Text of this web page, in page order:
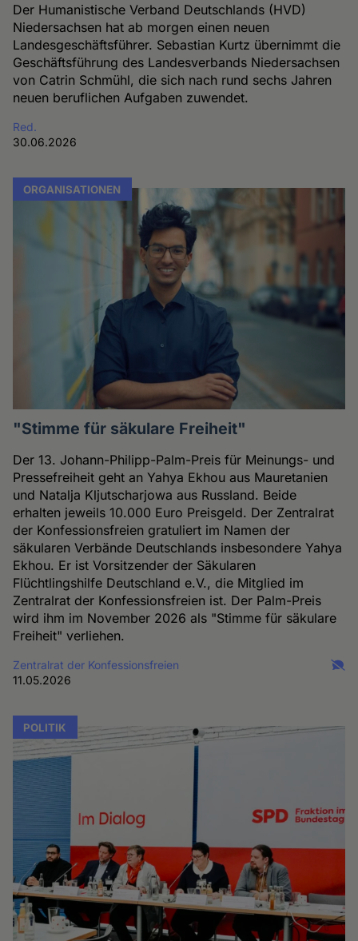
Der Humanistische Verband Deutschlands (HVD)
Niedersachsen hat ab morgen einen neuen
Landesgeschäftsführer. Sebastian Kurtz übernimmt die
Geschäftsführung des Landesverbands Niedersachsen
von Catrin Schmühl, die sich nach rund sechs Jahren
neuen beruflichen Aufgaben zuwendet.
Red.
30.06.2026
ORGANISATIONEN
"Stimme für säkulare Freiheit"
Der 13. Johann-Philipp-Palm-Preis für Meinungs- und
Pressefreiheit geht an Yahya Ekhou aus Mauretanien
und Natalja Kljutscharjowa aus Russland. Beide
erhalten jeweils 10.000 Euro Preisgeld. Der Zentralrat
der Konfessionsfreien gratuliert im Namen der
säkularen Verbände Deutschlands insbesondere Yahya
Ekhou. Er ist Vorsitzender der Säkularen
Flüchtlingshilfe Deutschland e.V., die Mitglied im
Zentralrat der Konfessionsfreien ist. Der Palm-Preis
wird ihm im November 2026 als "Stimme für säkulare
Freiheit" verliehen.
Zentralrat der Konfessionsfreien
11.05.2026
POLITIK